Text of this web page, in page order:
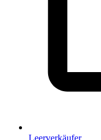
Leerverkäufer